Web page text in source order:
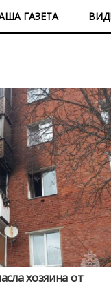
ГАЗЕТА
хозяина от